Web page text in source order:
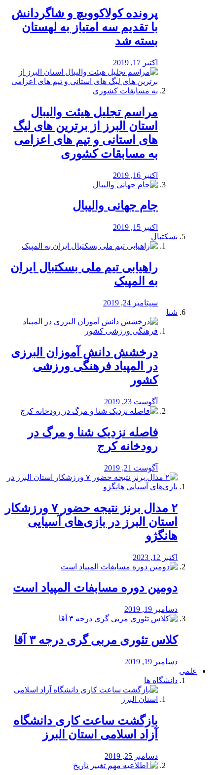
پرونده کولاکوویچ و شاگردانش
با تقدیم سه امتیاز به لهستان
بسته شد
اکتبر 17, 2019
مراسم تجلیل هیئت والیبال
استان البرز از برترین های لیگ
های استانی و تیم های اعزامی
به مسابقات کشوری
اکتبر 16, 2019
جام جهانی والیبال
اکتبر 15, 2019
بسکتبال
راهیابی تیم ملی بسکتبال ایران
به المپیک
سپتامبر 24, 2019
شنا
درخشش دانش آموزان البرزی
در المپیاد فرهنگی ورزشی
کشور
آگوست 23, 2019
️فاصله نزدیک شنا و مرگ در
رودخانه کرج
آگوست 21, 2019
۲ مدال برنز نتیجه حضور ۷ ورزشکار
استان البرز در بازی‌های آسیایی
هانگژو
اکتبر 12, 2023
دومین دوره مسابفات المپیاد است
دسامبر 19, 2019
کلاس تئوری مربی گری درجه ۳ آقا
دسامبر 19, 2019
علمی
دانشگاه ها
بازگشت ساعت کاری دانشگاه
آزاد اسلامی استان البرز
دسامبر 25, 2019